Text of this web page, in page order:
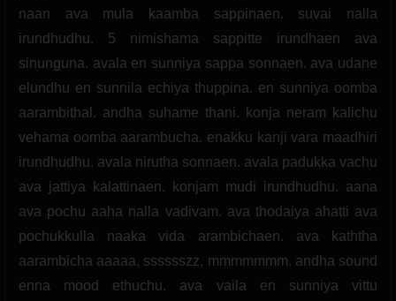
naan ava mula kaamba sappinaen. suvai nalla
irundhudhu. 5 nimishama sappitte irundhaen ava
sinunguna. avala en sunniya sappa sonnaen. ava udane
elundhu en sunnila echiya thuppina. en sunniya oomba
aarambithal. andha suhame thani. konja neram kalichu
vehama oomba aarambucha. enakku kanji vara maadhiri
irundhudhu. avala nirutha sonnaen. avala padukka vachu
ava jattiya kalattinaen. konjam mudi irundhudhu. aana
ava pochu aaha nalla vadivam. ava thodaiya ahatti ava
pochukkulla naaka vida arambichaen. ava kaththa
aarambicha aaaaa, sssssszz, mmmmmmm. andha sound
enna mood ethuchu. ava vaila en sunniya vittu